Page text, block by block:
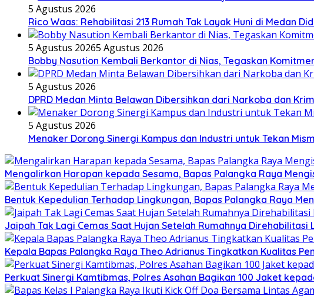
5 Agustus 2026
Rico Waas: Rehabilitasi 213 Rumah Tak Layak Huni di Medan
5 Agustus 20265 Agustus 2026
Bobby Nasution Kembali Berkantor di Nias, Tegaskan
5 Agustus 2026
DPRD Medan Minta Belawan Dibersihkan dari Narkoba dan
5 Agustus 2026
Menaker Dorong Sinergi Kampus dan Industri untuk Tekan
Mengalirkan Harapan kepada Sesama, Bapas Palangka Raya
Bentuk Kepedulian Terhadap Lingkungan, Bapas Palangka Raya
Jaipah Tak Lagi Cemas Saat Hujan Setelah Rumahnya Direhabilitasi
Kepala Bapas Palangka Raya Theo Adrianus Tingkatkan Kualitas
Perkuat Sinergi Kamtibmas, Polres Asahan Bagikan 100 Jaket